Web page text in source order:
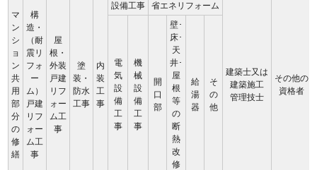
マ
ン
シ
ョ
ン
共
用
部
分
の
修
繕
構
造・
（耐
震リ
フォ
ー
ム）
戸建
リフ
ォー
ム工
事
屋
根・
外装
戸建
リフ
ォー
ム工
事
塗
装・
防水
工事
内
装
工
事
設備工事 省エネリフォーム
建築士又は
建築施工
管理技士
その他の
資格者
電
気
設
備
工
事
機
械
設
備
工
事
開
口
部
壁･
床･
天
井･
屋
根
等
の
断
熱
改
修
給
湯
器
そ
の
他